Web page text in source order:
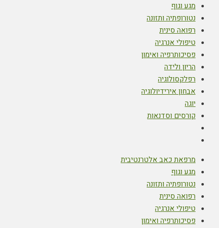
מגע וגוף
נטורופתיה ותזונה
רפואה סינית
טיפולי אנרגיה
פסיכותרפיה ואימון
הריון ולידה
רפלקסולוגיה
אבחון אירידיולוגיה
יוגה
קורסים וסדנאות
מרפאת כאב אלטרנטיבית
מגע וגוף
נטורופתיה ותזונה
רפואה סינית
טיפולי אנרגיה
פסיכותרפיה ואימון